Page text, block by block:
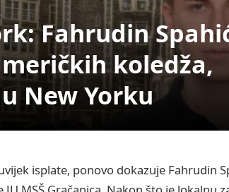
Fahrudin
koledža,
New Yorku
isplate, ponovo dokazuje Fahrudin